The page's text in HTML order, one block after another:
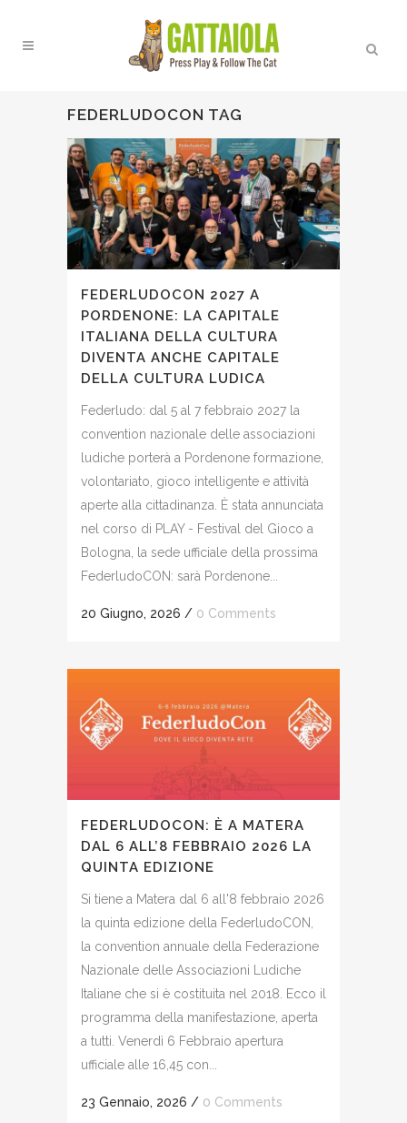
FEDERLUDOCON TAG
FEDERLUDOCON 2027 A
PORDENONE: LA CAPITALE
ITALIANA DELLA CULTURA
DIVENTA ANCHE CAPITALE
DELLA CULTURA LUDICA
Federludo: dal 5 al 7 febbraio 2027 la
convention nazionale delle associazioni
ludiche porterà a Pordenone formazione,
volontariato, gioco intelligente e attività
aperte alla cittadinanza. È stata annunciata
nel corso di PLAY - Festival del Gioco a
Bologna, la sede ufficiale della prossima
FederludoCON: sarà Pordenone...
20 Giugno, 2026 / 0 Comments
FEDERLUDOCON: È A MATERA
DAL 6 ALL’8 FEBBRAIO 2026 LA
QUINTA EDIZIONE
Si tiene a Matera dal 6 all'8 febbraio 2026
la quinta edizione della FederludoCON,
la convention annuale della Federazione
Nazionale delle Associazioni Ludiche
Italiane che si è costituita nel 2018. Ecco il
programma della manifestazione, aperta
a tutti. Venerdì 6 Febbraio apertura
ufficiale alle 16,45 con...
23 Gennaio, 2026 / 0 Comments